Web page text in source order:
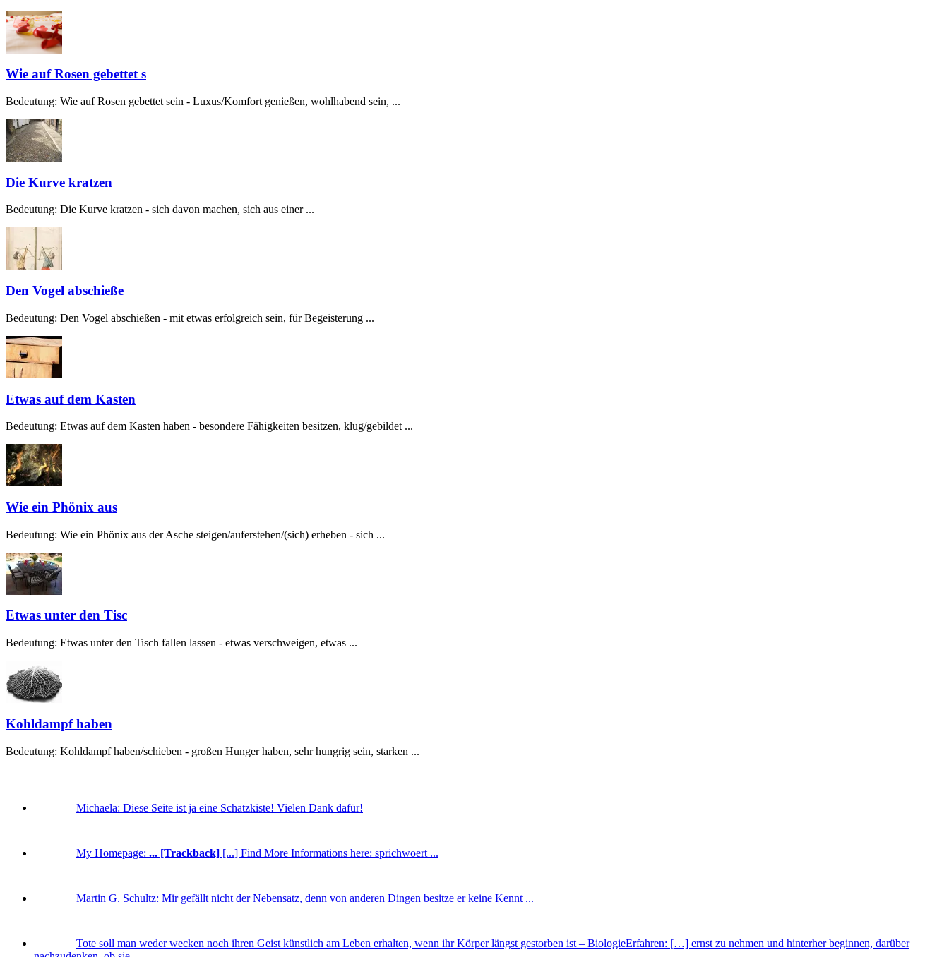
Wie auf Rosen gebettet s
Bedeutung: Wie auf Rosen gebettet sein - Luxus/Komfort genießen, wohlhabend sein, ...
Die Kurve kratzen
Bedeutung: Die Kurve kratzen - sich davon machen, sich aus einer ...
Den Vogel abschieße
Bedeutung: Den Vogel abschießen - mit etwas erfolgreich sein, für Begeisterung ...
Etwas auf dem Kasten
Bedeutung: Etwas auf dem Kasten haben - besondere Fähigkeiten besitzen, klug/gebildet ...
Wie ein Phönix aus
Bedeutung: Wie ein Phönix aus der Asche steigen/auferstehen/(sich) erheben - sich ...
Etwas unter den Tisc
Bedeutung: Etwas unter den Tisch fallen lassen - etwas verschweigen, etwas ...
Kohldampf haben
Bedeutung: Kohldampf haben/schieben - großen Hunger haben, sehr hungrig sein, starken ...
Michaela: Diese Seite ist ja eine Schatzkiste! Vielen Dank dafür!
My Homepage: ... [Trackback] [...] Find More Informations here: sprichwoert ...
Martin G. Schultz: Mir gefällt nicht der Nebensatz, denn von anderen Dingen besitze er keine Kennt ...
Tote soll man weder wecken noch ihren Geist künstlich am Leben erhalten, wenn ihr Körper längst gestorben ist – BiologieErfahren: […] ernst zu nehmen und hinterher beginnen, darüber